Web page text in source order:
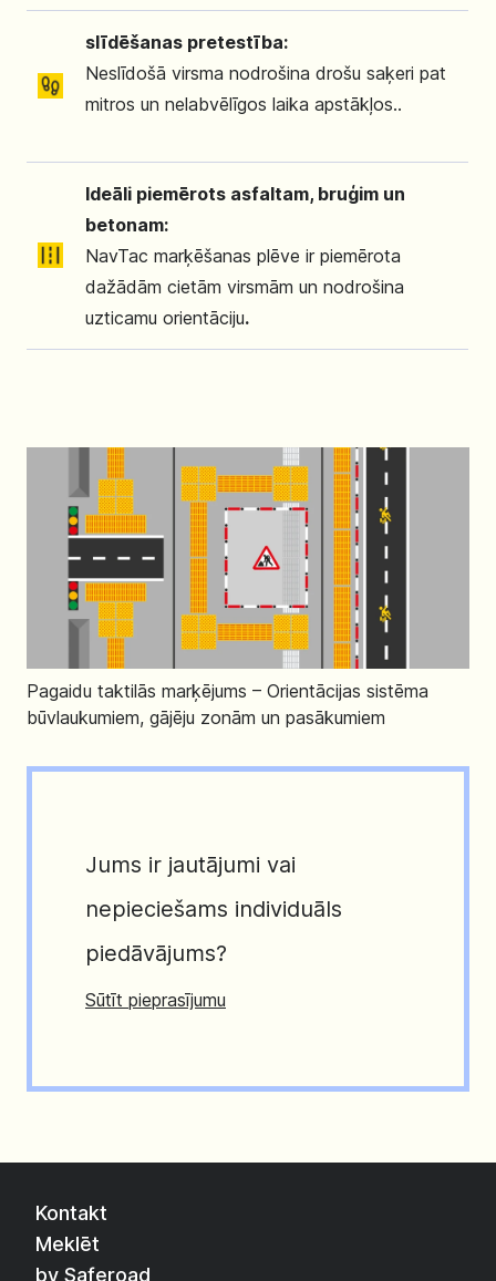
slīdēšanas pretestība:
Neslīdošā virsma nodrošina drošu saķeri pat
mitros un nelabvēlīgos laika apstākļos..
Ideāli piemērots asfaltam, bruģim un
betonam:
NavTac marķēšanas plēve ir piemērota
dažādām cietām virsmām un nodrošina
uzticamu orientāciju.
Pagaidu taktilās marķējums – Orientācijas sistēma
būvlaukumiem, gājēju zonām un pasākumiem
Jums ir jautājumi vai
nepieciešams individuāls
piedāvājums?
Sūtīt pieprasījumu
Kontakt
Meklēt
by Saferoad